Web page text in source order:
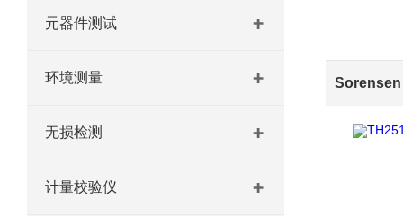
元器件测试
环境测量
无损检测
计量校验仪